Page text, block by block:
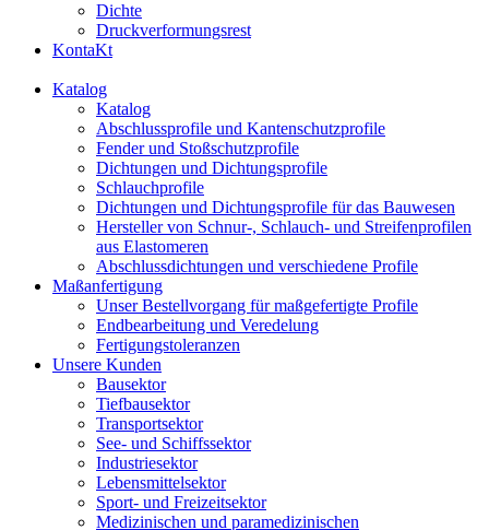
Dichte
Druckverformungsrest
KontaKt
Katalog
Katalog
Abschlussprofile und Kantenschutzprofile
Fender und Stoßschutzprofile
Dichtungen und Dichtungsprofile
Schlauchprofile
Dichtungen und Dichtungsprofile für das Bauwesen
Hersteller von Schnur-, Schlauch- und Streifenprofilen
aus Elastomeren
Abschlussdichtungen und verschiedene Profile
Maßanfertigung
Unser Bestellvorgang für maßgefertigte Profile
Endbearbeitung und Veredelung
Fertigungstoleranzen
Unsere Kunden
Bausektor
Tiefbausektor
Transportsektor
See- und Schiffssektor
Industriesektor
Lebensmittelsektor
Sport- und Freizeitsektor
Medizinischen und paramedizinischen